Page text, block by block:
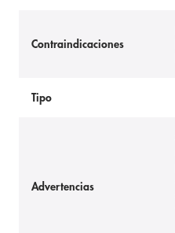
Contraindicaciones
Tipo
Advertencias